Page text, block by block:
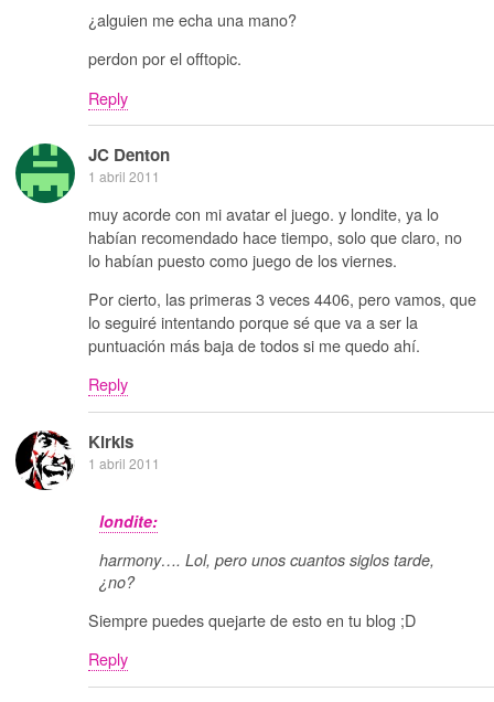
¿alguien me echa una mano?
perdon por el offtopic.
Reply
JC Denton
1 abril 2011
muy acorde con mi avatar el juego. y londite, ya lo
habían recomendado hace tiempo, solo que claro, no
lo habían puesto como juego de los viernes.
Por cierto, las primeras 3 veces 4406, pero vamos, que
lo seguiré intentando porque sé que va a ser la
puntuación más baja de todos si me quedo ahí.
Reply
Kirkis
1 abril 2011
londite:
harmony…. Lol, pero unos cuantos siglos tarde,
¿no?
Siempre puedes quejarte de esto en tu blog ;D
Reply